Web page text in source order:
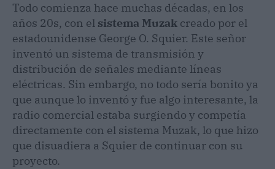
Todo comienza hace muchas décadas, en los
años 20s, con el sistema Muzak creado por el
estadounidense George O. Squier. Este señor
inventó un sistema de transmisión y
distribución de señales mediante líneas
eléctricas. Sin embargo, no todo sería bonito ya
que aunque lo inventó y fue algo interesante, la
radio comercial estaba surgiendo y competía
directamente con el sistema Muzak, lo que hizo
que disuadiera a Squier de continuar con su
proyecto.